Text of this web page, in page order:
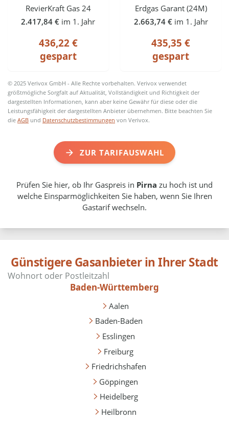
RevierKraft Gas 24
2.417,84 € im 1. Jahr
436,22 €
gespart
Erdgas Garant (24M)
2.663,74 € im 1. Jahr
435,35 €
gespart
© 2025 Verivox GmbH - Alle Rechte vorbehalten. Verivox verwendet
größtmögliche Sorgfalt auf Aktualität, Vollständigkeit und Richtigkeit der
dargestellten Informationen, kann aber keine Gewähr für diese oder die
Leistungsfähigkeit der dargestellten Anbieter übernehmen. Bitte beachten Sie
dieAGB und Datenschutzbestimmungen von Verivox.
ZUR TARIFAUSWAHL
Prüfen Sie hier, ob Ihr Gaspreis in Pirna zu hoch ist und
welche Einsparmöglichkeiten Sie haben, wenn Sie Ihren
Gastarif wechseln.
Günstigere Gasanbieter in Ihrer Stadt
Baden-Württemberg
Aalen
Baden-Baden
Esslingen
Freiburg
Friedrichshafen
Göppingen
Heidelberg
Heilbronn